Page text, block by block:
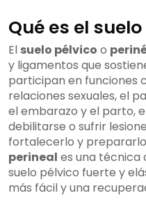
Qué es el
El suelo pélvico o
y ligamentos que
participan en funciones
relaciones sexuales, el
el embarazo y el parto,
debilitarse o sufrir
fortalecerlo y
perineal es una técnica
suelo pélvico fuerte y
más fácil y una